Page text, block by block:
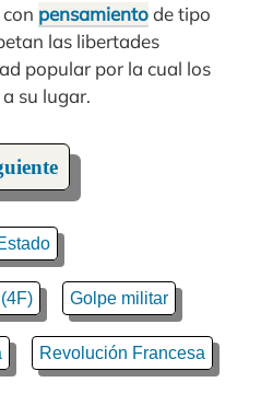
pensamientode tipo
las libertades
popular por la cual los
su lugar.
Golpe militar
Revolución Francesa